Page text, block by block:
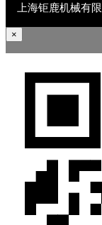
上海钜鹿机械有
×